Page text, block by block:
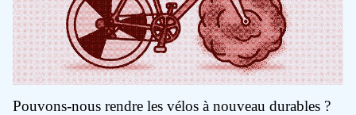
Pouvons-nous rendre les vélos à nouveau durables ?